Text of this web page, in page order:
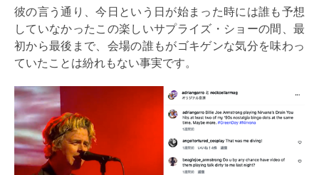
彼の言う通り、今日という日が始まった時には誰も予想
していなかったこの楽しいサプライズ・ショーの間、最
初から最後まで、会場の誰もがゴキゲンな気分を味わっ
ていたことは紛れもない事実です。